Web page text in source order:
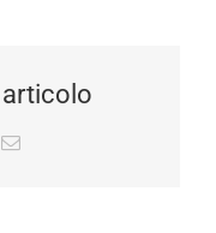
Email